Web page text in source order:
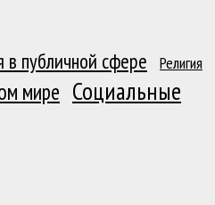
в публичной сфере
Религия
мире Социальные